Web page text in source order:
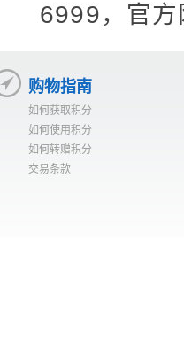
6999，官方
购物指南
如何获取积分
如何使用积分
如何转赠积分
交易条款